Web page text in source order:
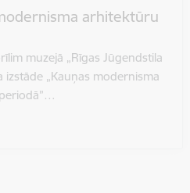
arhitektūru
muzejā „Rīgas Jūgendstila
izstāde „Kauņas modernisma